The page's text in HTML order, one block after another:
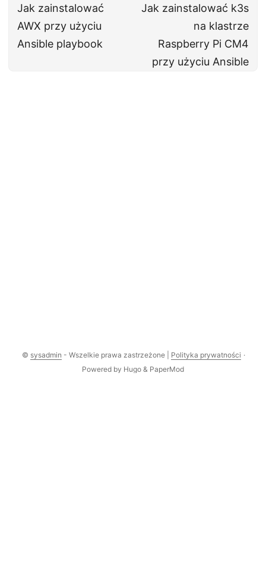
Jak zainstalować
AWX przy użyciu
Ansible playbook
Jak zainstalować k3s
na klastrze
Raspberry Pi CM4
przy użyciu Ansible
© sysadmin - Wszelkie prawa zastrzeżone | Polityka prywatności ·
Powered by Hugo & PaperMod